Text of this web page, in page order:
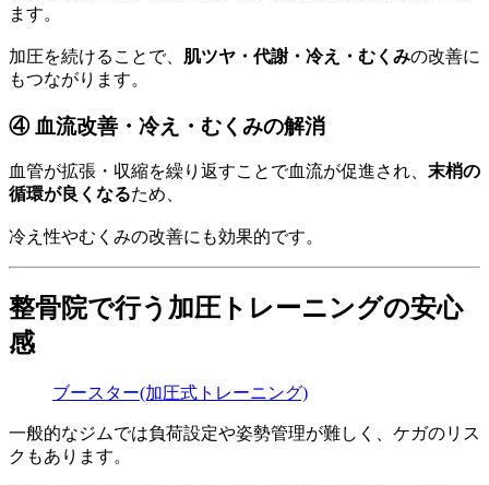
ます。
加圧を続けることで、 肌ツヤ・代謝・冷え・むくみの改善に
もつながります。
④ 血流改善・冷え・むくみの解消
血管が拡張・収縮を繰り返すことで血流が促進され、 末梢の
循環が良くなるため、
冷え性やむくみの改善にも効果的です。
整骨院で行う加圧トレーニングの安心
感
ブースター(加圧式トレーニング)
一般的なジムでは負荷設定や姿勢管理が難しく、ケガのリス
クもあります。